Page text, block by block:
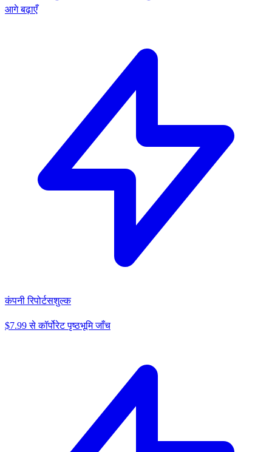
आगे बढ़ाएँ
कंपनी रिपोर्टसशुल्क
$7.99 से कॉर्पोरेट पृष्ठभूमि जाँच